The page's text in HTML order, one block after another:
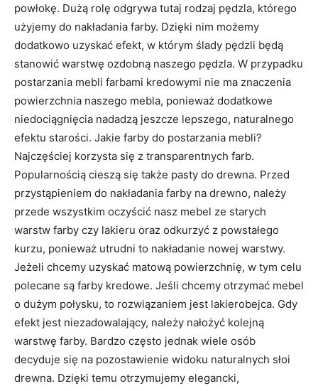
powłokę. Dużą rolę odgrywa tutaj rodzaj pędzla, którego
użyjemy do nakładania farby. Dzięki nim możemy
dodatkowo uzyskać efekt, w którym ślady pędzli będą
stanowić warstwę ozdobną naszego pędzla. W przypadku
postarzania mebli farbami kredowymi nie ma znaczenia
powierzchnia naszego mebla, ponieważ dodatkowe
niedociągnięcia nadadzą jeszcze lepszego, naturalnego
efektu starości. Jakie farby do postarzania mebli?
Najczęściej korzysta się z transparentnych farb.
Popularnością cieszą się także pasty do drewna. Przed
przystąpieniem do nakładania farby na drewno, należy
przede wszystkim oczyścić nasz mebel ze starych
warstw farby czy lakieru oraz odkurzyć z powstałego
kurzu, ponieważ utrudni to nakładanie nowej warstwy.
Jeżeli chcemy uzyskać matową powierzchnię, w tym celu
polecane są farby kredowe. Jeśli chcemy otrzymać mebel
o dużym połysku, to rozwiązaniem jest lakierobejca. Gdy
efekt jest niezadowalający, należy nałożyć kolejną
warstwę farby. Bardzo często jednak wiele osób
decyduje się na pozostawienie widoku naturalnych słoi
drewna. Dzięki temu otrzymujemy elegancki,